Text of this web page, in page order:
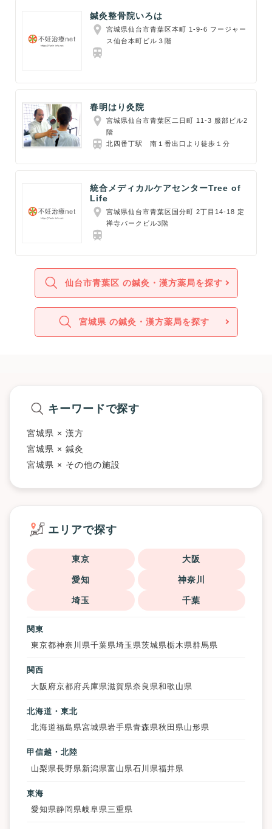
鍼灸整骨院いろは
宮城県仙台市青葉区本町 1-9-6 フージャー
ス仙台本町ビル３階
春明はり灸院
宮城県仙台市青葉区二日町 11-3 服部ビル2
階
北四番丁駅 南１番出口より徒歩１分
統合メディカルケアセンターTree of
Life
宮城県仙台市青葉区国分町 2丁目14-18 定
禅寺パークビル3階
仙台市青葉区 の鍼灸・漢方薬局を探す
宮城県 の鍼灸・漢方薬局を探す
キーワードで探す
宮城県 × 漢方
宮城県 × 鍼灸
宮城県 × その他の施設
エリアで探す
東京 大阪
愛知 神奈川
埼玉 千葉
関東
東京都神奈川県千葉県埼玉県茨城県栃木県群馬県
関西
大阪府京都府兵庫県滋賀県奈良県和歌山県
北海道・東北
北海道福島県宮城県岩手県青森県秋田県山形県
甲信越・北陸
山梨県長野県 新潟県富山県石川県福井県
東海
愛知県静岡県岐阜県三重県